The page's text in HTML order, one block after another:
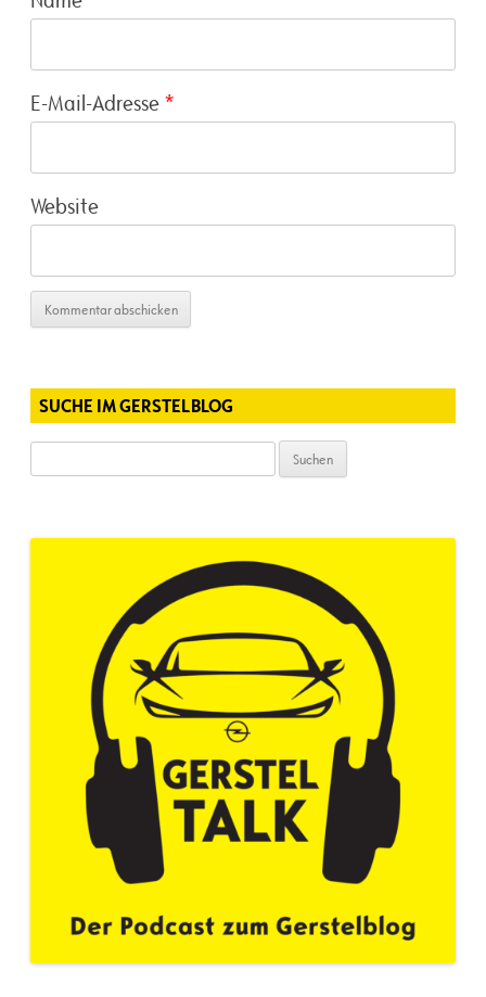
E-Mail-Adresse *
Website
SUCHE IM GERSTELBLOG